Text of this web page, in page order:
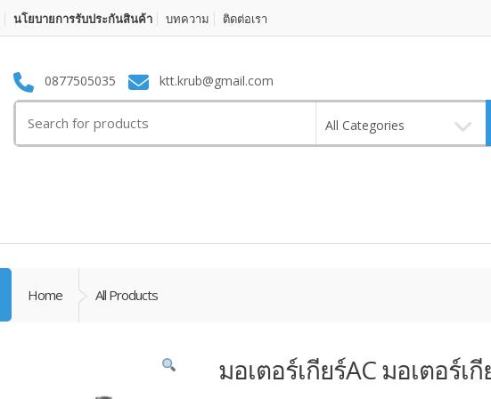
นโยบายการรับประกันสินค้า บทความ ติดต่อเรา
0877505035 ktt.krub@gmail.com
All Categories
Home All Products
มอเตอร์เกียร์AC มอเตอร์เ